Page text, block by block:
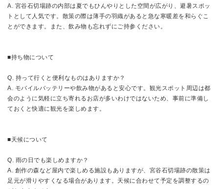
A. 宮谷石切場跡の内部は夏でもひんやりとした空間が広がり、避暑スポッ
トとして人気です。散策の際は薄手の羽織があると急な寒暖差を和らぐこ
とができます。また、飲み物も忘れずにご持参ください。
■持ち物について
Q. 持って行くと便利なものはありますか？
A. モバイルバッテリーや飲み物があると安心です。観光スポット周辺は都
会のように気軽に立ち寄れるお店が多いわけではないため、事前に準備し
ておくと快適に観光を楽しめます。
■天候について
Q. 雨の日でも楽しめますか？
A. 創作の森など屋内で楽しめる施設もありますが、宮谷石切場跡の散策は
足元が滑りやすくなる場合があります。天候に合わせて予定を調整するの